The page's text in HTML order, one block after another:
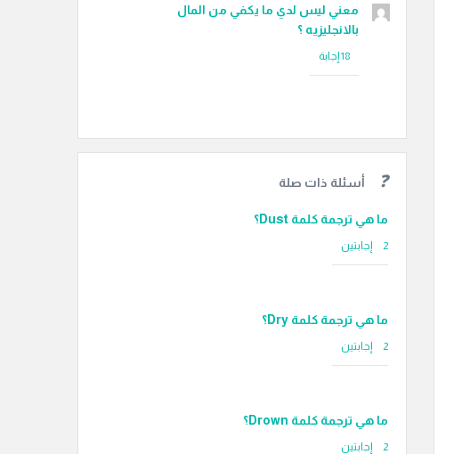
معني ليس لدي ما يكفي من المال
بالانجليزيه ؟
‏‫18 إجابة
أسئلة ذات صلة
ما هي ترجمة كلمة Dust؟
‫2 إجابتين
ما هي ترجمة كلمة Dry؟
‫2 إجابتين
ما هي ترجمة كلمة Drown؟
‫2 إجابتين